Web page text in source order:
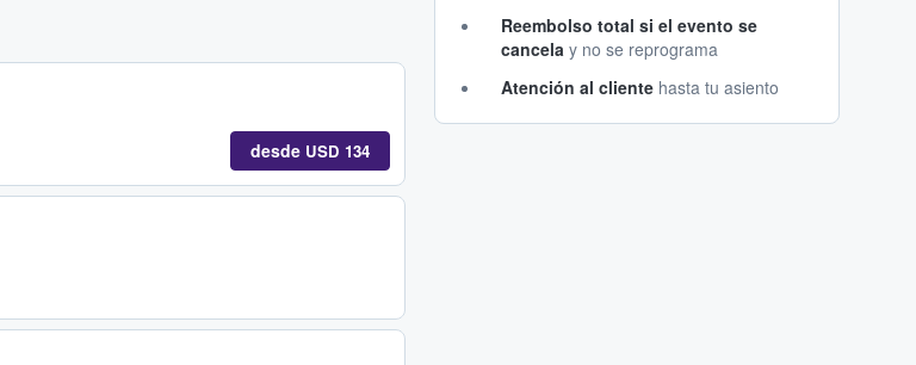
desde USD 134
Reembolso total si el evento se
cancela y no se reprograma
Atención al cliente hasta tu asiento